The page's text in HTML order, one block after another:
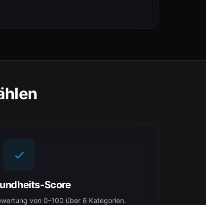
Score
von 0–100 über 6 Kategorien.